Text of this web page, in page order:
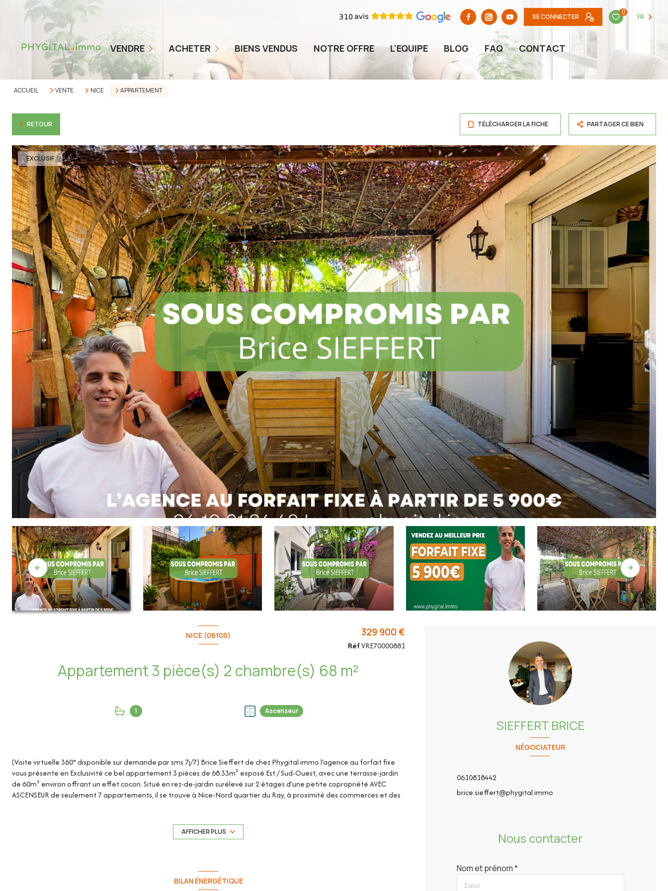
SE CONNECTER
0
FR
VENDRE
COMMENT ÇA MARCHE
NOS TARIFS
ESTIMER MON BIEN
ACHETER
BIENS EN VENTE
ALERTE ACHETEUR
BIENS VENDUS NOTRE OFFRE L'EQUIPE BLOG FAQ CONTACT
ACCUEIL VENTE NICE APPARTEMENT
RETOUR TÉLÉCHARGER LA FICHE PARTAGER CE BIEN
EXCLUSIF
NICE (06100)
Appartement 3 pièce(s) 2 chambre(s) 68 m²
1 Ascenseur
329 900 €
RéfVRE70000881
(Visite virtuelle 360° disponible sur demande par sms 7j/7) Brice Sieffert de chez Phygital immo l'agence au forfait fixe
vous présente en Exclusivité ce bel appartement 3 pièces de 68.33m² exposé Est / Sud-Ouest, avec une terrasse-jardin
de 60m² environ offrant un effet cocon. Situé en rez-de-jardin surélevé sur 2 étages d’une petite copropriété AVEC
ASCENSEUR de seulement 7 appartements, il se trouve à Nice-Nord quartier du Ray, à proximité des commerces et des
Une cave de 5.50m² en sous-sol complète ce bien. AFFICHER PLUS
BILAN ÉNERGÉTIQUE
NÉGOCIATEUR
SIEFFERT BRICE
0610818442
brice.sieffert@phygital.immo
Nous contacter
Nom et prénom *